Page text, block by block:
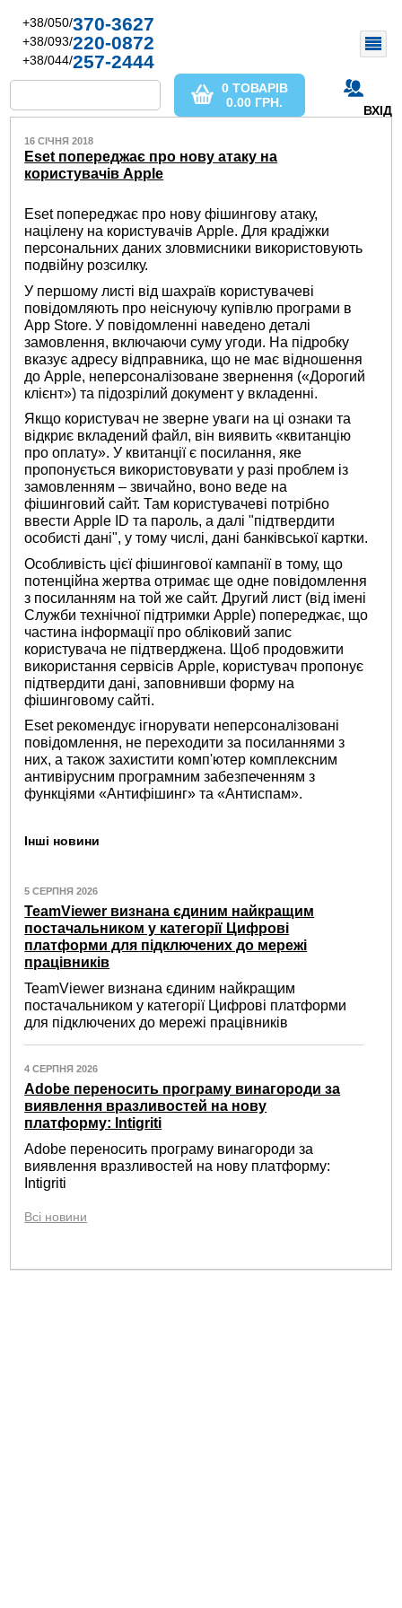
+38/050/370-3627
+38/093/220-0872
+38/044/257-2444
ВХІД
0 ТОВАРІВ
0.00 ГРН.
16 СІЧНЯ 2018
Eset попереджає про нову атаку на
користувачів Apple
Eset попереджає про нову фішингову атаку,
націлену на користувачів Apple. Для крадіжки
персональних даних зловмисники використовують
подвійну розсилку.
У першому листі від шахраїв користувачеві
повідомляють про неіснуючу купівлю програми в
App Store. У повідомленні наведено деталі
замовлення, включаючи суму угоди. На підробку
вказує адресу відправника, що не має відношення
до Apple, неперсоналізоване звернення («Дорогий
клієнт») та підозрілий документ у вкладенні.
Якщо користувач не зверне уваги на ці ознаки та
відкриє вкладений файл, він виявить «квитанцію
про оплату». У квитанції є посилання, яке
пропонується використовувати у разі проблем із
замовленням – звичайно, воно веде на
фішинговий сайт. Там користувачеві потрібно
ввести Apple ID та пароль, а далі "підтвердити
особисті дані", у тому числі, дані банківської картки.
Особливість цієї фішингової кампанії в тому, що
потенційна жертва отримає ще одне повідомлення
з посиланням на той же сайт. Другий лист (від імені
Служби технічної підтримки Apple) попереджає, що
частина інформації про обліковий запис
користувача не підтверджена. Щоб продовжити
використання сервісів Apple, користувач пропонує
підтвердити дані, заповнивши форму на
фішинговому сайті.
Eset рекомендує ігнорувати неперсоналізовані
повідомлення, не переходити за посиланнями з
них, а також захистити комп'ютер комплексним
антивірусним програмним забезпеченням з
функціями «Антифішинг» та «Антиспам».
Інші новини
5 СЕРПНЯ 2026
TeamViewer визнана єдиним найкращим
постачальником у категорії Цифрові
платформи для підключених до мережі
працівників
TeamViewer визнана єдиним найкращим
постачальником у категорії Цифрові платформи
для підключених до мережі працівників
4 СЕРПНЯ 2026
Adobe переносить програму винагороди за
виявлення вразливостей на нову
платформу: Intigriti
Adobe переносить програму винагороди за
виявлення вразливостей на нову платформу:
Intigriti
Всі новини